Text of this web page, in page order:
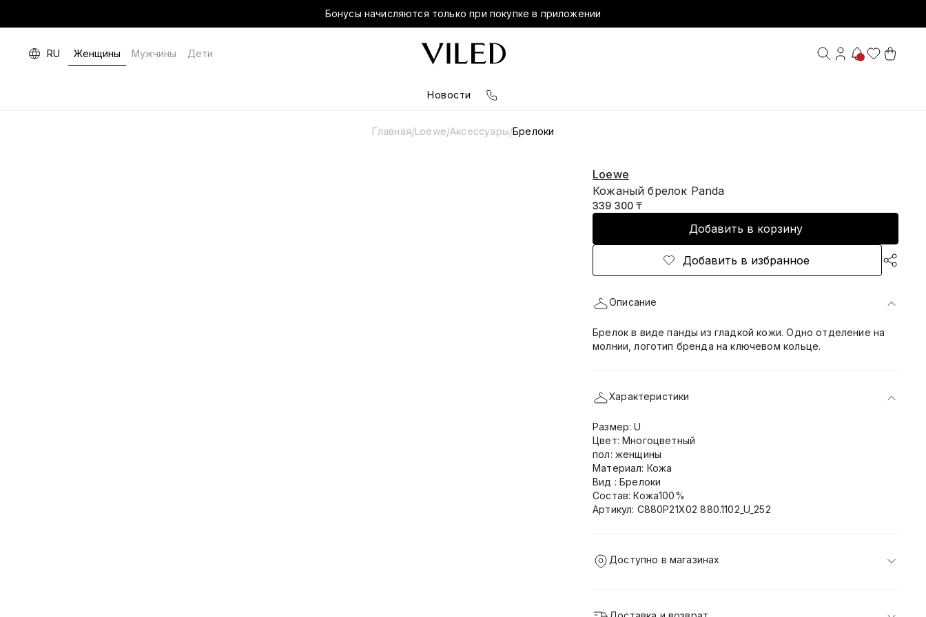
Бонусы начисляются только при покупке в приложении
RU Женщины Мужчины Дети
Новости
Главная/Loewe/Аксессуары/Брелоки
Loewe
Кожаный брелок Panda
339 300 ₸
Добавить в корзину
Добавить в избранное
Описание
Брелок в виде панды из гладкой кожи. Одно отделение на
молнии, логотип бренда на ключевом кольце.
Характеристики
Размер: U
Цвет: Многоцветный
пол: женщины
Материал: Кожа
Вид : Брелоки
Состав: Кожа100%
Артикул: C880P21X02 880.1102_U_252
Доступно в магазинах